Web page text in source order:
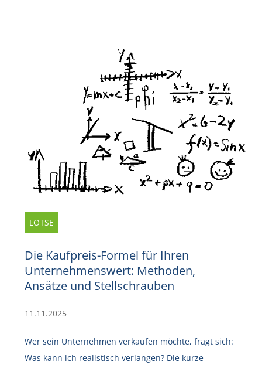
LOTSE
Die Kaufpreis-Formel für Ihren
Unternehmenswert: Methoden,
Ansätze und Stellschrauben
11.11.2025
Wer sein Unternehmen verkaufen möchte, fragt sich:
Was kann ich realistisch verlangen? Die kurze